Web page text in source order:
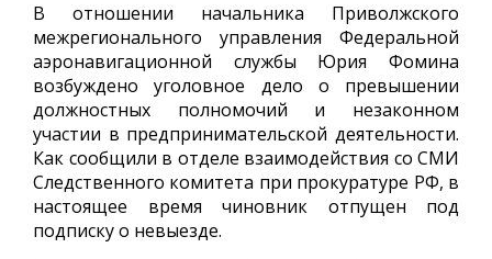
В отношении начальника Приволжского
межрегионального управления Федеральной
аэронавигационной службы Юрия Фомина
возбуждено уголовное дело о превышении
должностных полномочий и незаконном
участии в предпринимательской деятельности.
Как сообщили в отделе взаимодействия со СМИ
Следственного комитета при прокуратуре РФ, в
настоящее время чиновник отпущен под
подписку о невыезде.